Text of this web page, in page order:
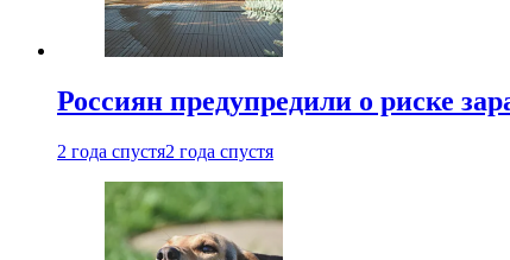
Россиян предупредили о риске
2 года спустя2 года спустя